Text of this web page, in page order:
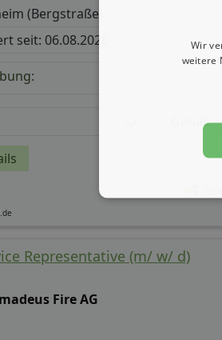
(Bergstraße)
seit: 06.08.2026
Gehalt
Representative (m/ w/ d)
Fire AG
Wir
weitere